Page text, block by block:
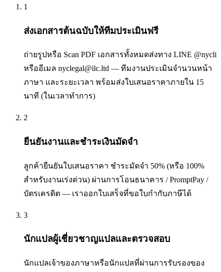
1
ส่งเอกสารต้นฉบับให้ทีมประเมินฟรี
ถ่ายรูปหรือ Scan PDF เอกสารทั้งหมดส่งทาง LINE @nycli
หรืออีเมล nyclegal@ilc.ltd — ทีมงานประเมินจำนวนหน้า
ภาษา และระยะเวลา พร้อมส่งใบเสนอราคาภายใน 15
นาที (ในเวลาทำการ)
2
ยืนยันงานและชำระเงินมัดจำ
ลูกค้ายืนยันใบเสนอราคา ชำระมัดจำ 50% (หรือ 100%
สำหรับงานเร่งด่วน) ผ่านการโอนธนาคาร / PromptPay /
บัตรเครดิต — เราออกใบเสร็จที่ขอใบกำกับภาษีได้
3
นักแปลผู้เชี่ยวชาญแปลและตรวจสอบ
นักแปลเจ้าของภาษาหรือนักแปลที่ผ่านการรับรองของ